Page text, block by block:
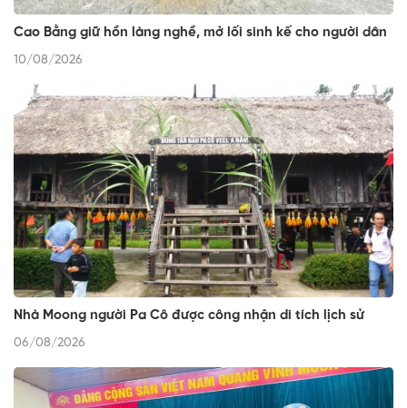
Cao Bằng giữ hồn làng nghề, mở lối sinh kế cho người dân
10/08/2026
Nhà Moong người Pa Cô được công nhận di tích lịch sử
06/08/2026